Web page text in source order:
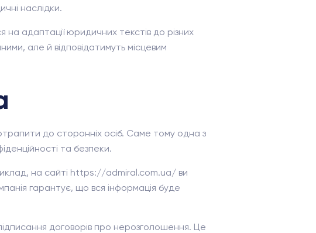
наслідки.
адаптації юридичних текстів до різних
але й відповідатимуть місцевим
до сторонніх осіб. Саме тому одна з
та безпеки.
на сайті https://admiral.com.ua/ ви
гарантує, що вся інформація буде
договорів про нерозголошення. Це